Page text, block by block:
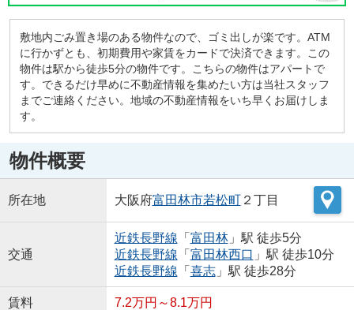
敷地内ごみ置き場のある物件なので、ゴミ出しが楽です。ATM
に行かずとも、初期費用や家賃をカードで決済できます。この
物件は駅から徒歩5分の物件です。こちらの物件はアパートで
す。できるだけ早めに不動産情報を集めたい方は当社スタッフ
までご連絡ください。地域の不動産情報をいち早くお届けしま
す。
物件概要
所在地 大阪府富田林市若松町２丁目
交通
近鉄長野線 「 富田林」駅 徒歩5分
近鉄長野線 「 富田林西口 」駅 徒歩10分
近鉄長野線 「 喜志」駅 徒歩28分
賃料 7.2万円～8.1万円